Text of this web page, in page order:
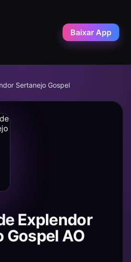
Baixar App
Sertanejo Gospel
Explendor
Gospel AO